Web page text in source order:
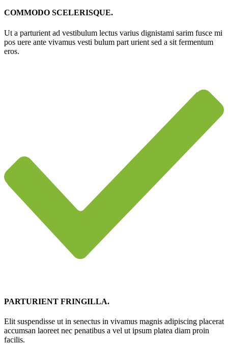
COMMODO SCELERISQUE.
Ut a parturient ad vestibulum lectus varius dignistami sarim fusce mi
pos uere ante vivamus vesti bulum part urient sed a sit fermentum
eros.
PARTURIENT FRINGILLA.
Elit suspendisse ut in senectus in vivamus magnis adipiscing placerat
accumsan laoreet nec penatibus a vel ut ipsum platea diam proin
facilis.